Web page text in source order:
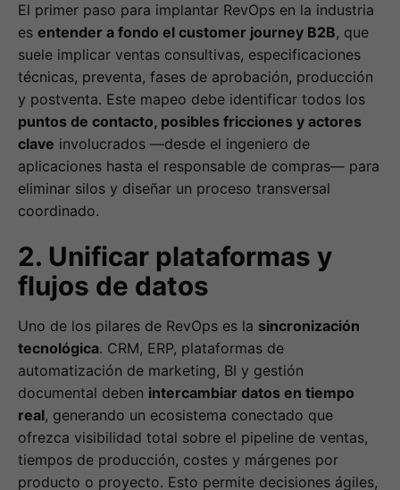
El primer paso para implantar RevOps en la industria
es entender a fondo el customer journey B2B, que
suele implicar ventas consultivas, especificaciones
técnicas, preventa, fases de aprobación, producción
y postventa. Este mapeo debe identificar todos los
puntos de contacto, posibles fricciones y actores
clave involucrados —desde el ingeniero de
aplicaciones hasta el responsable de compras— para
eliminar silos y diseñar un proceso transversal
coordinado.
2. Unificar plataformas y
flujos de datos
Uno de los pilares de RevOps es la sincronización
tecnológica. CRM, ERP, plataformas de
automatización de marketing, BI y gestión
documental deben intercambiar datos en tiempo
real, generando un ecosistema conectado que
ofrezca visibilidad total sobre el pipeline de ventas,
tiempos de producción, costes y márgenes por
producto o proyecto. Esto permite decisiones ágiles,